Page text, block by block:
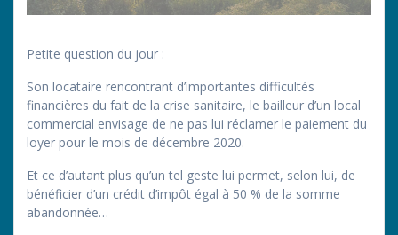
Petite question du jour :
Son locataire rencontrant d’importantes difficultés
financières du fait de la crise sanitaire, le bailleur d’un local
commercial envisage de ne pas lui réclamer le paiement du
loyer pour le mois de décembre 2020.
Et ce d’autant plus qu’un tel geste lui permet, selon lui, de
bénéficier d’un crédit d’impôt égal à 50 % de la somme
abandonnée…